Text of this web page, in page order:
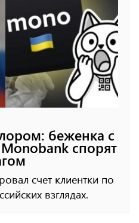
беженка с
спорят
счет клиентки по
взглядах.